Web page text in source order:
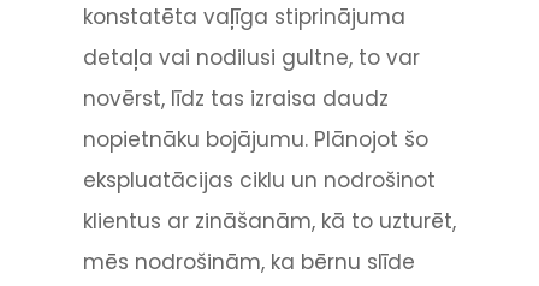
konstatēta vaļīga stiprinājuma
detaļa vai nodilusi gultne, to var
novērst, līdz tas izraisa daudz
nopietnāku bojājumu. Plānojot šo
ekspluatācijas ciklu un nodrošinot
klientus ar zināšanām, kā to uzturēt,
mēs nodrošinām, ka bērnu slīde